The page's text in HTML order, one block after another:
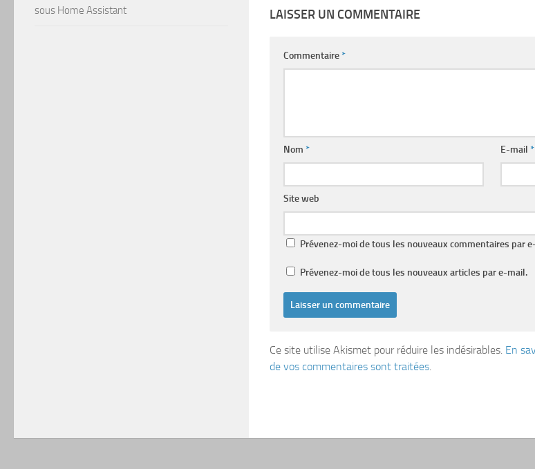
LAISSER UN COMMENTAIRE
Commentaire*
Nom * E-mail*
Site web
Prévenez-moi de tous les nouveaux commentaires par
Prévenez-moi de tous les nouveaux articles par e-mail.
Ce site utilise Akismet pour réduire les indésirables. En
de vos commentaires sont traitées
sous Home Assistant